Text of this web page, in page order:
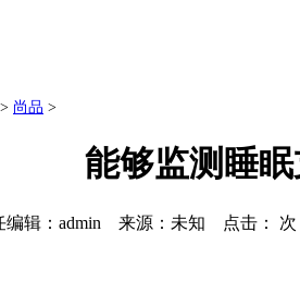
> 尚品 >
能够监测睡
编辑：admin 来源：未知 点击： 次